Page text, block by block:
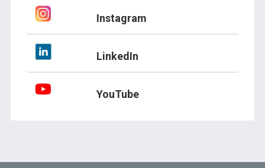
Instagram
LinkedIn
YouTube